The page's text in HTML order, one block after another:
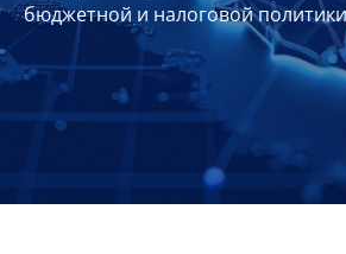
Планы
отчеты
Контакты
бюджетной и налоговой политики